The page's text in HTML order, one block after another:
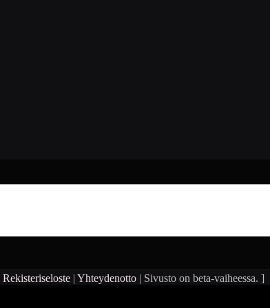
Rekisteriseloste| Yhteydenotto| Sivusto on beta-vaiheessa. ]